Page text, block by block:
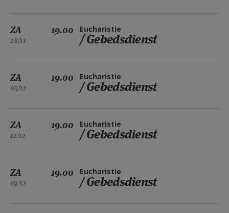
ZA
28/11
19.00 Eucharistie
/ Gebedsdienst
ZA
05/12
19.00 Eucharistie
/ Gebedsdienst
ZA
12/12
19.00 Eucharistie
/ Gebedsdienst
ZA
19/12
19.00 Eucharistie
/ Gebedsdienst